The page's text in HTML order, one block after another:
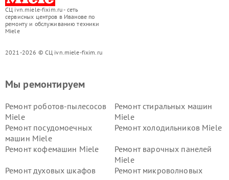
СЦ ivn.miele-fixim.ru - сеть
сервисных центров в Иванове по
ремонту и обслуживанию техники
Miele
2021-2026 © СЦ ivn.miele-fixim.ru
Мы ремонтируем
Ремонт роботов-пылесосов
Miele
Ремонт стиральных машин
Miele
Ремонт посудомоечных
машин Miele
Ремонт холодильников Miele
Ремонт кофемашин Miele
Ремонт варочных панелей
Miele
Ремонт духовых шкафов
Ремонт микроволновых